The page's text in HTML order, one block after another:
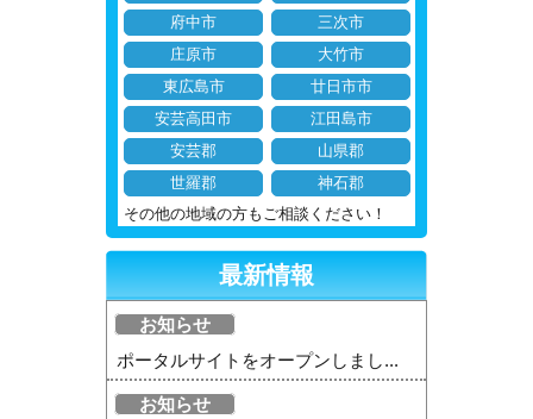
府中市
三次市
庄原市
大竹市
東広島市
廿日市市
安芸高田市
江田島市
安芸郡
山県郡
世羅郡
神石郡
その他の地域の方もご相談ください！
最新情報
お知らせ
ポータルサイトをオープンしまし...
お知らせ